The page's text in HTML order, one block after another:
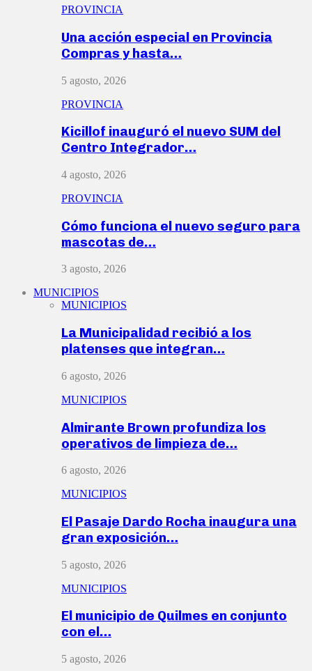
PROVINCIA
Una acción especial en Provincia
Compras y hasta…
5 agosto, 2026
PROVINCIA
Kicillof inauguró el nuevo SUM del
Centro Integrador…
4 agosto, 2026
PROVINCIA
Cómo funciona el nuevo seguro para
mascotas de…
3 agosto, 2026
MUNICIPIOS
MUNICIPIOS
La Municipalidad recibió a los
platenses que integran…
6 agosto, 2026
MUNICIPIOS
Almirante Brown profundiza los
operativos de limpieza de…
6 agosto, 2026
MUNICIPIOS
El Pasaje Dardo Rocha inaugura una
gran exposición…
5 agosto, 2026
MUNICIPIOS
El municipio de Quilmes en conjunto
con el…
5 agosto, 2026